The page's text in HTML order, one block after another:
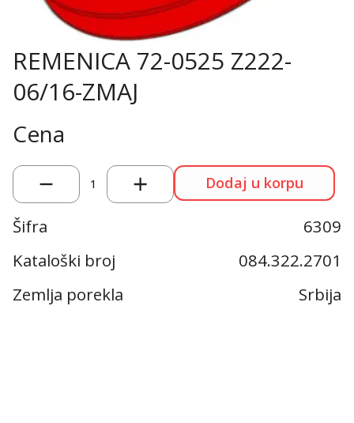
REMENICA 72-0525 Z222-
06/16-ZMAJ
Cena
1 Dodaj u korpu
Šifra
6309
Kataloški broj
084.322.2701
Zemlja porekla
Srbija